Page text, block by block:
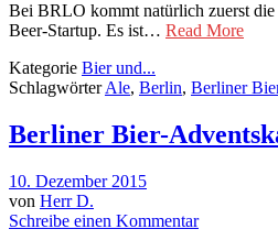
Bei BRLO kommt natürlich zuerst die
Beer-Startup. Es ist… Read More
Kategorie Bier und...
SchlagwörterAle, Berlin, Berliner
Berliner Bier-
10. Dezember 2015
von Herr D.
Schreibe einen Kommentar